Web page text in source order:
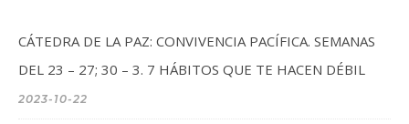
CÁTEDRA DE LA PAZ: CONVIVENCIA PACÍFICA. SEMANAS
DEL 23 – 27; 30 – 3. 7 HÁBITOS QUE TE HACEN DÉBIL
2023-10-22